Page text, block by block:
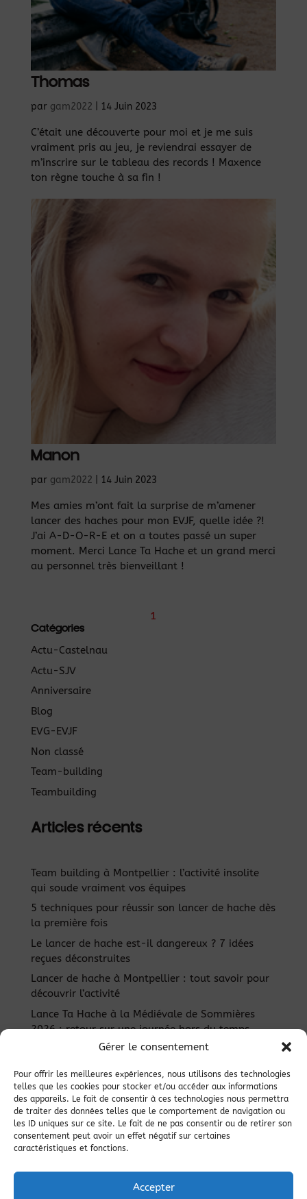
Gérer le consentement
Pour offrir les meilleures expériences, nous utilisons des technologies
telles que les cookies pour stocker et/ou accéder aux informations
des appareils. Le fait de consentir à ces technologies nous permettra
de traiter des données telles que le comportement de navigation ou
les ID uniques sur ce site. Le fait de ne pas consentir ou de retirer son
consentement peut avoir un effet négatif sur certaines
caractéristiques et fonctions.
Accepter
Thomas
par gam2022 14 Juin 2023
C’était une découverte pour moi et je me suis
vraiment pris au jeu, je reviendrai essayer de
m’inscrire sur le tableau des records ! Maxence
ton règne touche à sa fin !
Manon
par gam2022 14 Juin 2023
Mes amies m’ont fait la surprise de m’amener
lancer des haches pour mon EVJF, quelle idée ?!
J’ai A-D-O-R-E et on a toutes passé un super
moment. Merci Lance Ta Hache et un grand merci
au personnel très bienveillant !
1
Catégories
Actu-Castelnau
Actu-SJV
Anniversaire
Blog
EVG-EVJF
Non classé
Team-building
Teambuilding
Articles récents
Team building à Montpellier : l’activité insolite
qui soude vraiment vos équipes
5 techniques pour réussir son lancer de hache dès
la première fois
Le lancer de hache est-il dangereux ? 7 idées
reçues déconstruites
Lancer de hache à Montpellier : tout savoir pour
découvrir l’activité
Lance Ta Hache à la Médiévale de Sommières
2026 : retour sur une journée hors du temps
Haut de page